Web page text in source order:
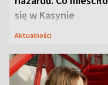
się w Kasynie
Oficerskim?
Aktualności